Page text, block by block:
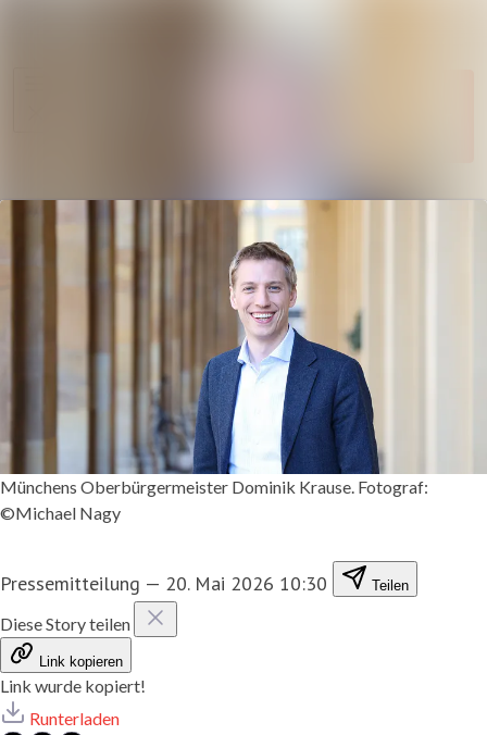
Münchens Oberbürgermeister Dominik Krause. Fotograf:
©Michael Nagy
Pressemitteilung — 20. Mai 2026 10:30 Teilen
Diese Story teilen
Link kopieren
Link wurde kopiert!
Runterladen